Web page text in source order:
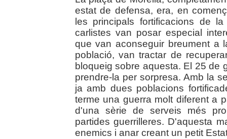
estat de defensa, era, en
les principals fortificacions de
carlistes van posar especial
que van aconseguir breument a
població, van tractar de
bloqueig sobre aquesta. El 25 de
prendre-la per sorpresa. Amb la
ja amb dues poblacions
terme una guerra molt diferent a
d'una sèrie de serveis més
partides guerrilleres. D'aquesta
enemics i anar creant un petit